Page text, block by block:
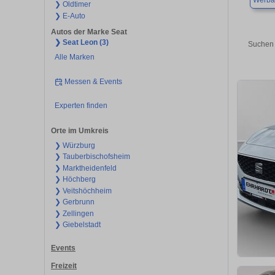
❯ Oldtimer
❯ E-Auto
Autos der Marke Seat
❯ Seat Leon (3)
Alle Marken
Messen & Events
Experten finden
Orte im Umkreis
❯ Würzburg
❯ Tauberbischofsheim
❯ Marktheidenfeld
❯ Höchberg
❯ Veitshöchheim
❯ Gerbrunn
❯ Zellingen
❯ Giebelstadt
Events
Freizeit